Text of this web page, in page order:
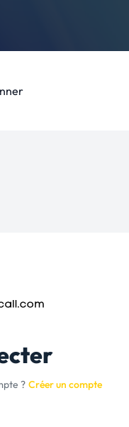
? Créer un compte